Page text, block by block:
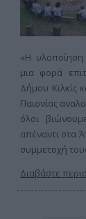
«Η
μια φορά
Δήμου Κιλκίς
Παιονίας
όλοι
απέναντι στα
συμμετοχή
Διαβάστε